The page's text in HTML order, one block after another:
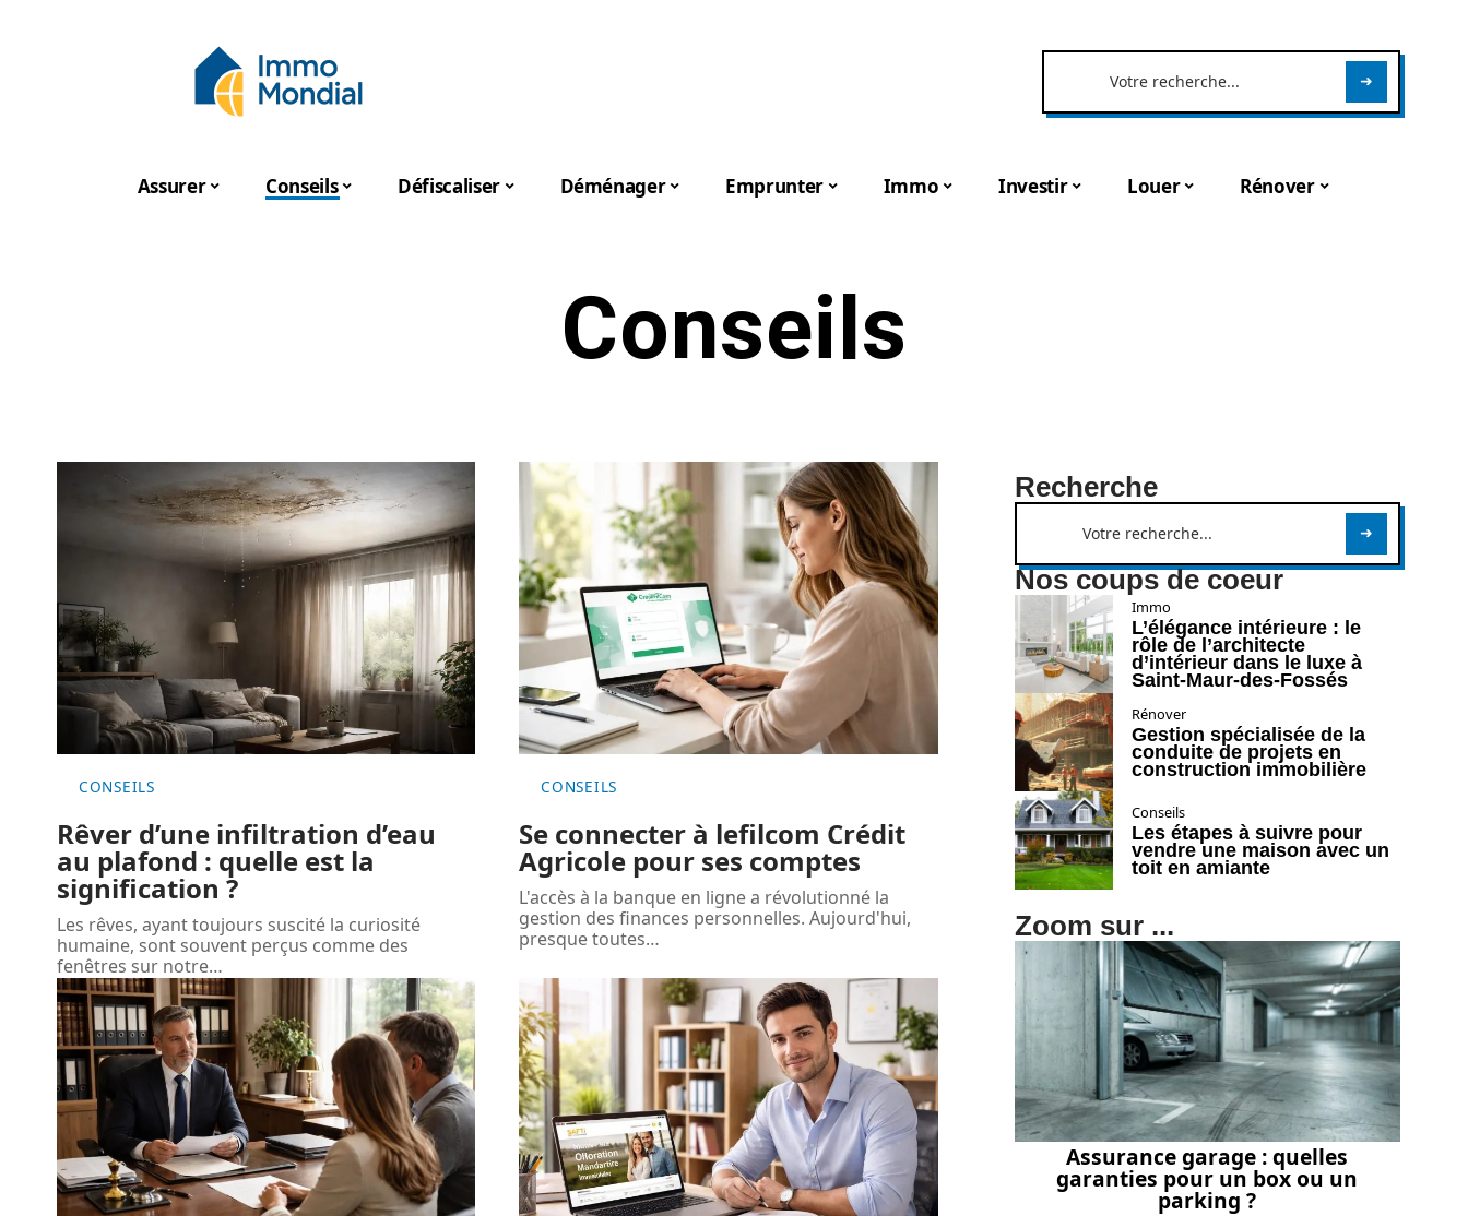
Assurer Conseils Défiscaliser Déménager Emprunter Immo Investir Louer Rénover
Conseils
CONSEILS
Rêver d’une infiltration d’eau
au plafond : quelle est la
signification ?
Les rêves, ayant toujours suscité la curiosité
humaine, sont souvent perçus comme des
fenêtres sur notre…
CONSEILS
Se connecter à lefilcom Crédit
Agricole pour ses comptes
L'accès à la banque en ligne a révolutionné la
gestion des finances personnelles. Aujourd'hui,
presque toutes…
Recherche
Nos coups de coeur
Immo
L’élégance intérieure : le
rôle de l’architecte
d’intérieur dans le luxe à
Saint-Maur-des-Fossés
Rénover
Gestion spécialisée de la
conduite de projets en
construction immobilière
Conseils
Les étapes à suivre pour
vendre une maison avec un
toit en amiante
Zoom sur ...
Assurance garage : quelles
garanties pour un box ou un
parking ?